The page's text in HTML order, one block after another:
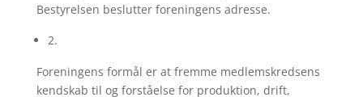
Bestyrelsen beslutter foreningens adresse.
2.
Foreningens formål er at fremme medlemskredsens
kendskab til og forståelse for produktion, drift,